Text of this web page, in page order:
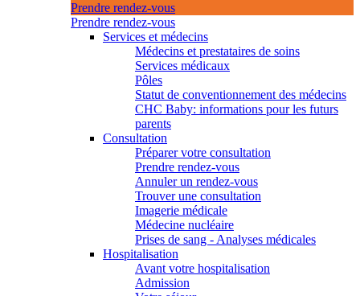
Prendre rendez-vous
Prendre rendez-vous
Services et médecins
Médecins et prestataires de soins
Services médicaux
Pôles
Statut de conventionnement des médecins
CHC Baby: informations pour les futurs
parents
Consultation
Préparer votre consultation
Prendre rendez-vous
Annuler un rendez-vous
Trouver une consultation
Imagerie médicale
Médecine nucléaire
Prises de sang - Analyses médicales
Hospitalisation
Avant votre hospitalisation
Admission